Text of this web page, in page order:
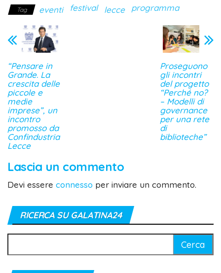
Tag eventi festival lecce programma
“Pensare in
Grande. La
crescita delle
piccole e
medie
imprese”, un
incontro
promosso da
Confindustria
Lecce
Proseguono
gli incontri
del progetto
“Perché no?
– Modelli di
governance
per una rete
di
biblioteche”
Lascia un commento
Devi essere connesso per inviare un commento.
RICERCA SU GALATINA24
per: